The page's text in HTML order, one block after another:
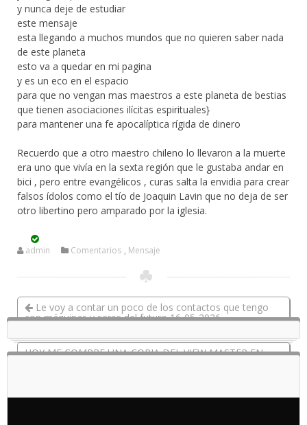
y nunca deje de estudiar
este mensaje
esta llegando a muchos mundos que no quieren saber nada
de este planeta
esto va a quedar en mi pagina
y es un eco en el espacio
para que no vengan mas maestros a este planeta de bestias
que tienen asociaciones ilícitas espirituales}
para mantener una fe apocalíptica rígida de dinero
Recuerdo que a otro maestro chileno lo llevaron a la muerte
era uno que vivía en la sexta región que le gustaba andar en
bici , pero entre evangélicos , curas salta la envidia para crear
falsos ídolos como el tío de Joaquin Lavin que no deja de ser
otro libertino pero amparado por la iglesia.
admin Comentarios , Mensaje
Le voy a contar un poco de los contactos que tengo
con máquinas y seres del futuro 16-05-2026
HOY ME COMPRE UNA COPIA DEL VIEW MASTER EN